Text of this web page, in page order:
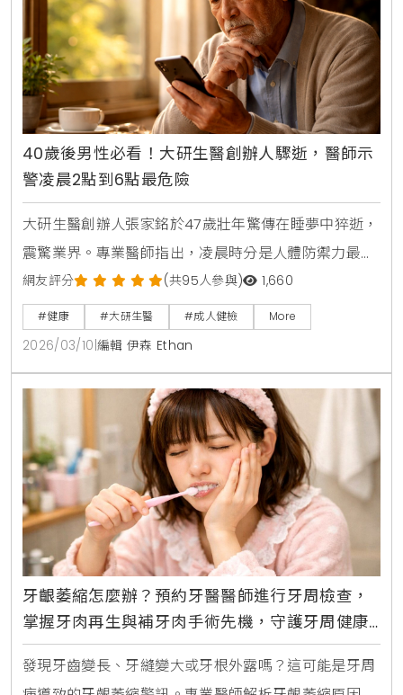
40歲後男性必看！大研生醫創辦人驟逝，醫師示
警凌晨2點到6點最危險
大研生醫創辦人張家銘於47歲壯年驚傳在睡夢中猝逝，
震驚業界。專業醫師指出，凌晨時分是人體防禦力最低
時刻，心因性猝死與睡眠呼吸中止症為兩大隱形殺手。
本文解析睡夢中猝死的求救訊號，提供壯年族群預防心
血管疾病與維持健康的關鍵建議。
網友評分 (共95人參與) 1,660
#健康 #大研生醫 #成人健檢 More
2026/03/10 編輯 伊森 Ethan
牙齦萎縮怎麼辦？預約牙醫醫師進行牙周檢查，
掌握牙肉再生與補牙肉手術先機，守護牙周健康
告別敏感牙
發現牙齒變長、牙縫變大或牙根外露嗎？這可能是牙周